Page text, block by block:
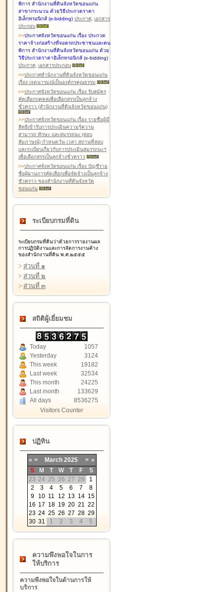
พิการ สำนักงานที่ดินจังหวัดขอนแก่น
สาขากระนวน ด้วยวิธีประกวดราคา
อิเล็กทรอนิกส์ (e-bidding) ประกาศ, เอกสาร
ประกอบ
>>ประกาศจังหวัดขอนแก่น เรื่อง ประกวด
ราคาจ้างก่อสร้างที่จอดรถประชาชนและคน
พิการ สำนักงานที่ดินจังหวัดขอนแก่น ด้วย
วิธีประกวดราคาอิเล็กทรอนิกส์ (e-bidding)
ประกาศ, เอกสารประกอบ
>>ประกาศสำนักงานที่ดินจังหวัดขอนแก่น
เรื่อง เจตนารมณ์เป็นองค์กรคุณธรรม
>>ประกาศจังหวัดขอนแก่น เรื่อง รับสมัคร
คัดเลือกบุคคลเพื่อเลือกสรรเป็นลูกจ้าง
ชั่วคราว (สำนักงานที่ดินจังหวัดขอนแก่น)
>>ประกาศจังหวัดขอนแก่น เรื่อง รายชื่อผู้มี
สิทธิเข้ารับการประเมินความรู้ความ
สามารถ ทักษะ และสมรรถนะ (สอบ
สัมภาษณ์) กำหนดวัน เวลา สถานที่สอบ
และระเบียบเกี่ยวกับการประเมินสมรรถนะฯ
เพื่อเลือกสรรเป็นลูกจ้างชั่วคราว
>>ประกาศจังหวัดขอนแก่น เรื่อง บัญชีราย
ชื่อผู้ผ่านการคัดเลือกเพื่อจัดจ้างเป็นลูกจ้าง
ชั่วคราว ของสำนักงานที่ดินจังหวัด
ขอนแก่น
ระเบียบกรมที่ดิน
ระเบียบกรมที่ดินว่าด้วยการรายงานผล
การปฏิบัติงานและการจัดการงานค้าง
ของสำนักงานที่ดิน พ.ศ.๒๕๕๕
> ส่วนที่ ๑
> ส่วนที่ ๒
> ส่วนที่ ๓
สถิติผู้เยี่ยมชม
Today
1057
Yesterday
3124
This week
19182
Last week
32534
This month
24225
Last month
133629
All days
8536275
Visitors Counter
ปฏิทิน
« < March 2025 > »
S
M T W T F
S
23 24 25 26 27 28
1
2
3 4 5 6 7
8
9
10 11 12 13 14 15
16 17 18 19 20 21 22
23 24 25 26 27 28 29
30 31 1 2 3 4 5
ความพึงพอใจในการ
ให้บริการ
ความพึงพอใจในด้านการให้
บริการ